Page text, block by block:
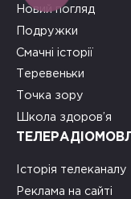
Новий погляд
Подружки
Смачні історії
Теревеньки
Точка зору
Школа здоров’я
Історія телеканалу
Реклама на сайті